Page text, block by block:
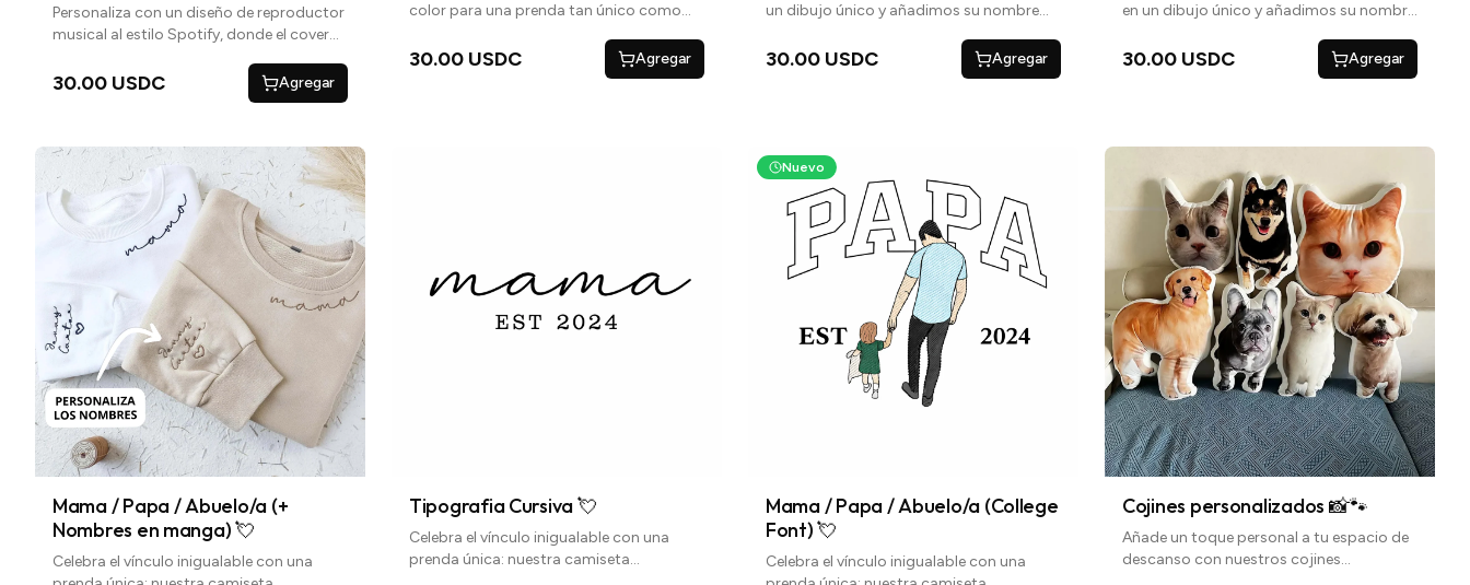
Personaliza con un diseño de reproductor
musical al estilo Spotify, donde el cover
30.00 USDC Agregar
color para una prenda tan único como
30.00 USDC Agregar
un dibujo único y añadimos su nombre
30.00 USDC Agregar
en un dibujo único y añadimos su nombre
30.00 USDC Agregar
Mama / Papa / Abuelo/a (+
Nombres en manga) 💘
Celebra el vínculo inigualable con una
Tipografia Cursiva 💘
Celebra el vínculo inigualable con una
prenda única: nuestra camiseta
Nuevo
Mama / Papa / Abuelo/a (College
Font) 💘
Celebra el vínculo inigualable con una
Cojines personalizados 📸🐾
Añade un toque personal a tu espacio de
descanso con nuestros cojines